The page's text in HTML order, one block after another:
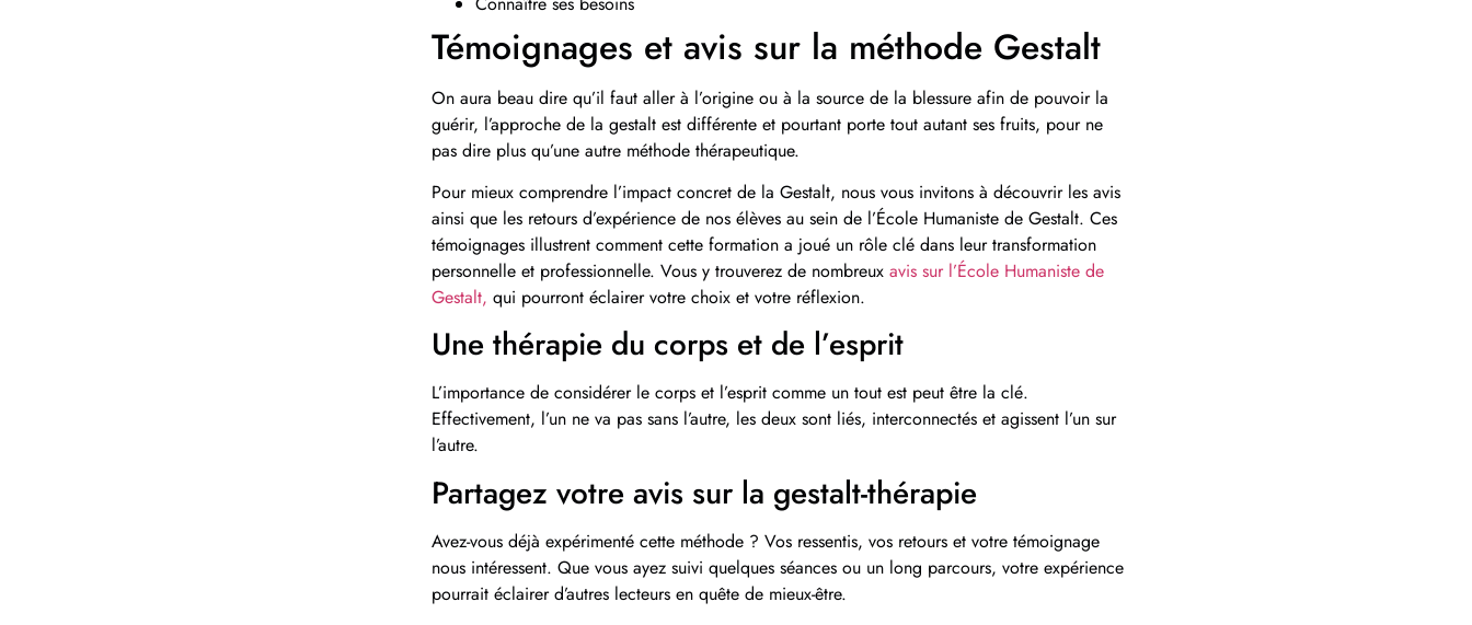
Témoignages et avis sur la méthode Gestalt
On aura beau dire qu’il faut aller à l’origine ou à la source de la blessure afin de pouvoir la
guérir, l’approche de la gestalt est différente et pourtant porte tout autant ses fruits, pour ne
pas dire plus qu’une autre méthode thérapeutique.
Pour mieux comprendre l’impact concret de la Gestalt, nous vous invitons à découvrir les avis
ainsi que les retours d’expérience de nos élèves au sein de l’École Humaniste de Gestalt. Ces
témoignages illustrent comment cette formation a joué un rôle clé dans leur transformation
personnelle et professionnelle. Vous y trouverez de nombreux avis sur l’École Humaniste de
Gestalt, qui pourront éclairer votre choix et votre réflexion.
Une thérapie du corps et de l’esprit
L’importance de considérer le corps et l’esprit comme un tout est peut être la clé.
Effectivement, l’un ne va pas sans l’autre, les deux sont liés, interconnectés et agissent l’un sur
l’autre.
Partagez votre avis sur la gestalt-thérapie
Avez-vous déjà expérimenté cette méthode ? Vos ressentis, vos retours et votre témoignage
nous intéressent. Que vous ayez suivi quelques séances ou un long parcours, votre expérience
pourrait éclairer d’autres lecteurs en quête de mieux-être.